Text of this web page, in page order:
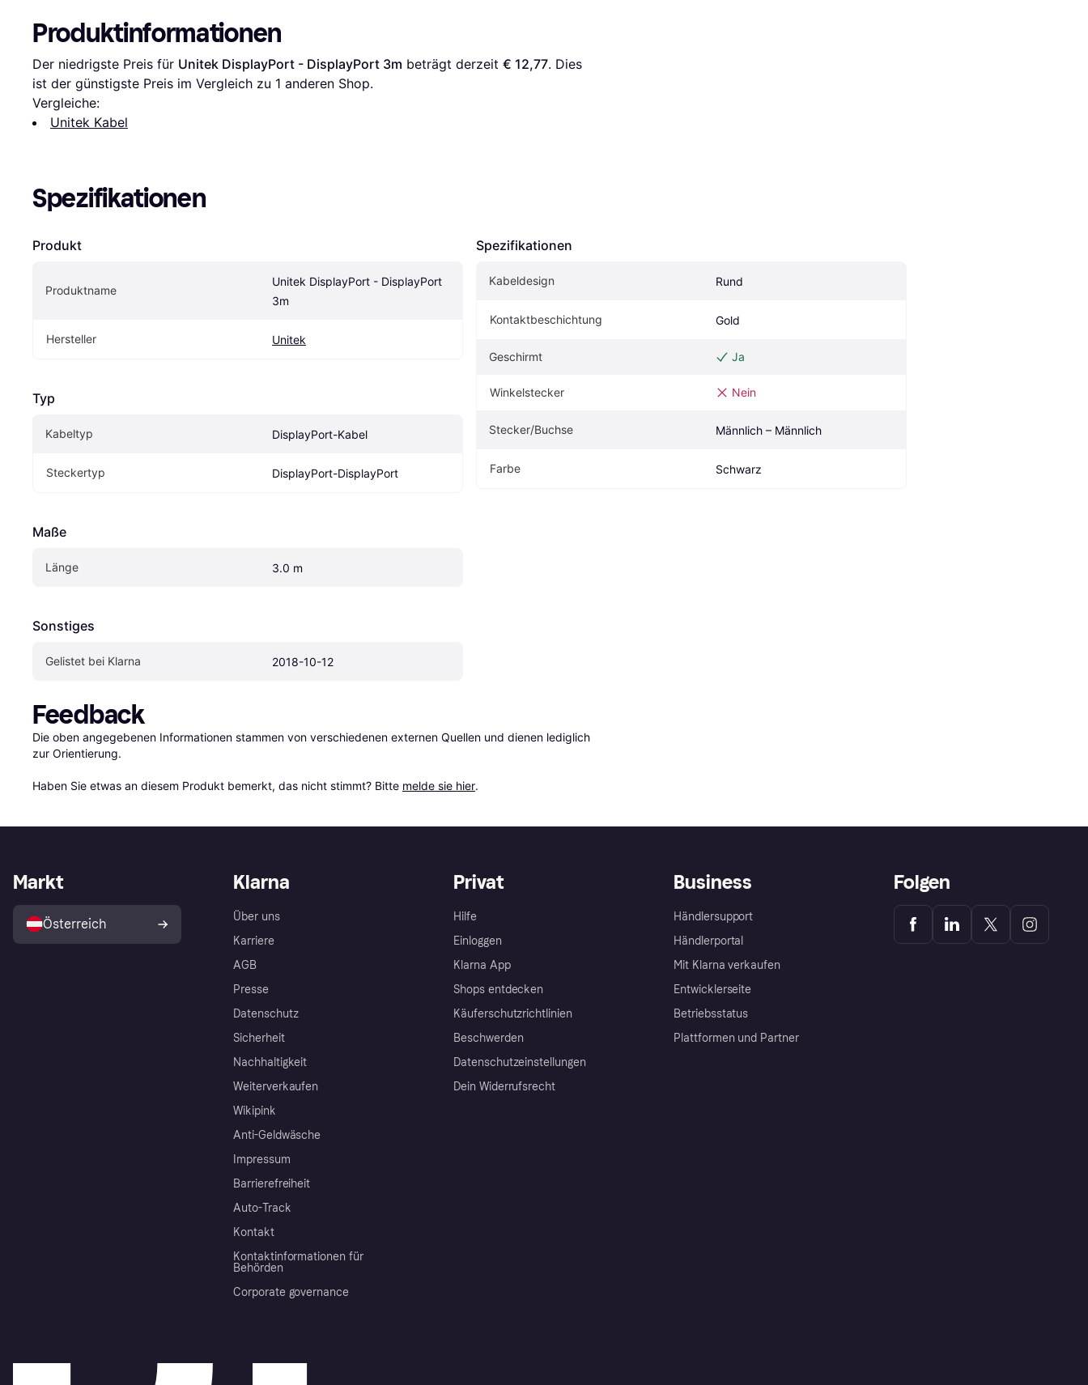
Produktinformationen
Der niedrigste Preis für Unitek DisplayPort - DisplayPort 3m beträgt derzeit € 12,77. Dies
ist der günstigste Preis im Vergleich zu 1 anderen Shop.
Vergleiche:
Unitek Kabel
Spezifikationen
Produkt
Produktname
Unitek DisplayPort - DisplayPort
3m
Hersteller Unitek
Typ
Kabeltyp DisplayPort-Kabel
Steckertyp DisplayPort-DisplayPort
Maße
Länge 3.0 m
Sonstiges
Gelistet bei Klarna 2018-10-12
Spezifikationen
Kabeldesign Rund
Kontaktbeschichtung Gold
Geschirmt Ja
Winkelstecker Nein
Stecker/Buchse Männlich – Männlich
Farbe Schwarz
Feedback
Die oben angegebenen Informationen stammen von verschiedenen externen Quellen und dienen lediglich
zur Orientierung.
Haben Sie etwas an diesem Produkt bemerkt, das nicht stimmt? Bitte melde sie hier.
Klarna
Über uns
Karriere
AGB
Presse
Datenschutz
Sicherheit
Nachhaltigkeit
Weiterverkaufen
Wikipink
Anti-Geldwäsche
Impressum
Barrierefreiheit
Auto-Track
Kontakt
Kontaktinformationen für
Behörden
Corporate governance
Privat
Hilfe
Einloggen
Klarna App
Shops entdecken
Käuferschutzrichtlinien
Beschwerden
Datenschutzeinstellungen
Dein Widerrufsrecht
Business
Händlersupport
Händlerportal
Mit Klarna verkaufen
Entwicklerseite
Betriebsstatus
Plattformen und Partner
Markt
Österreich
Folgen